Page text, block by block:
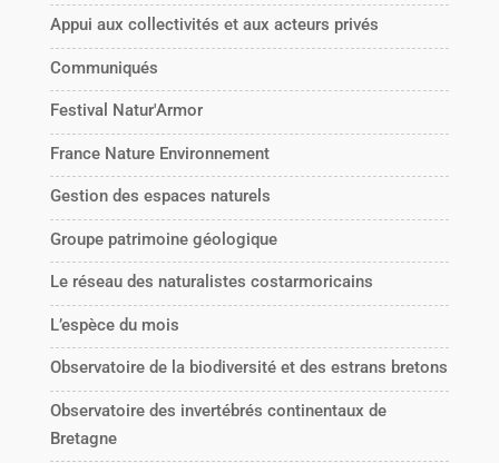
Appui aux collectivités et aux acteurs privés
Communiqués
Festival Natur'Armor
France Nature Environnement
Gestion des espaces naturels
Groupe patrimoine géologique
Le réseau des naturalistes costarmoricains
L’espèce du mois
Observatoire de la biodiversité et des estrans bretons
Observatoire des invertébrés continentaux de
Bretagne